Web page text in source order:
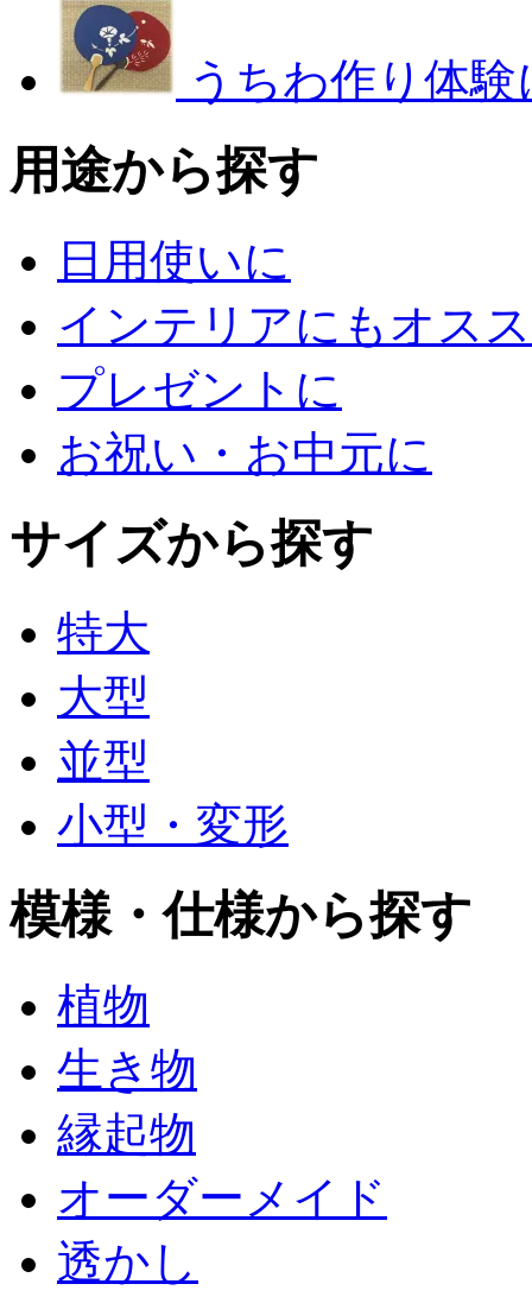
うちわ作り体
用途から探す
日用使いに
インテリアにもオス
プレゼントに
お祝い・お中元に
サイズから探す
特大
大型
並型
小型・変形
模様・仕様から探す
植物
生き物
縁起物
オーダーメイド
透かし